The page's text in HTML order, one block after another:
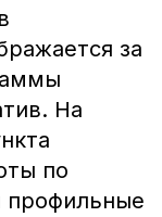
за
На
по
профильные